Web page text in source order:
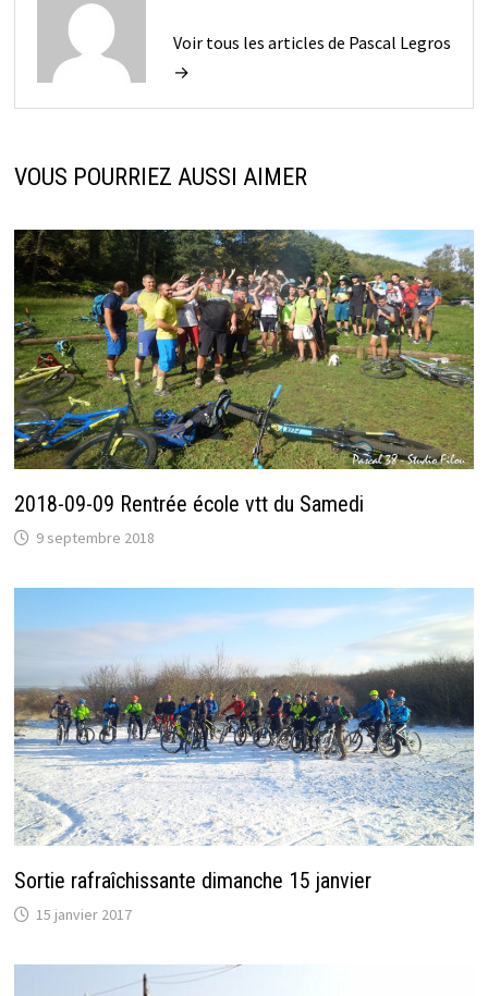
Voir tous les articles de Pascal Legros
→
VOUS POURRIEZ AUSSI AIMER
2018-09-09 Rentrée école vtt du Samedi
9 septembre 2018
Sortie rafraîchissante dimanche 15 janvier
15 janvier 2017